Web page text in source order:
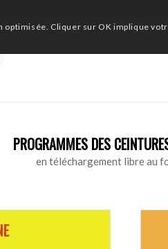
PROGRAMMES DES
en téléchargement libre au
Cliquer sur OK implique